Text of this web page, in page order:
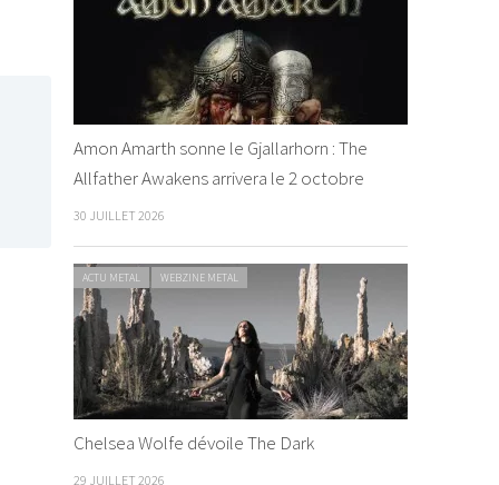
Amon Amarth sonne le Gjallarhorn : The
Allfather Awakens arrivera le 2 octobre
30 JUILLET 2026
ACTU METAL WEBZINE METAL
Chelsea Wolfe dévoile The Dark
29 JUILLET 2026